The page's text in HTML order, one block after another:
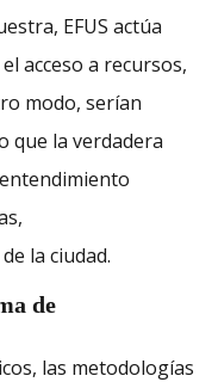
EFUS actúa
acceso a recursos,
modo, serían
que la verdadera
la ciudad.
de
las metodologías